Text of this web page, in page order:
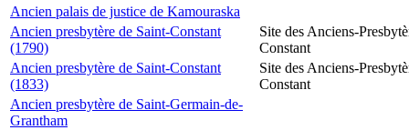
Ancien palais de justice de Kamouraska
Ancien presbytère de Saint-Constant
(1790)
Site des Anciens-
Constant
Ancien presbytère de Saint-Constant
(1833)
Site des Anciens-
Constant
Ancien presbytère de Saint-Germain-de-
Grantham